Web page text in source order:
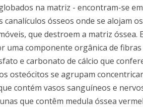
na matriz - encontram-se em
ósseos onde se alojam os
que destroem a matriz óssea.
uma componente orgânica de
e carbonato de cálcio que
osteócitos se agrupam
contém vasos sanguíneos e
que contêm medula óssea